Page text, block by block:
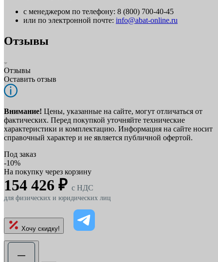
с менеджером по телефону: 8 (800) 700-40-45
или по электронной почте: info@abat-online.ru
Отзывы
Отзывы
Оставить отзыв
Внимание! Цены, указанные на сайте, могут отличаться от
фактических. Перед покупкой уточняйте технические
характеристики и комплектацию. Информация на сайте носит
справочный характер и не является публичной офертой.
Под заказ
-10%
На покупку через корзину
154 426 ₽ c НДС
для физических и юридических лиц
Хочу скидку!